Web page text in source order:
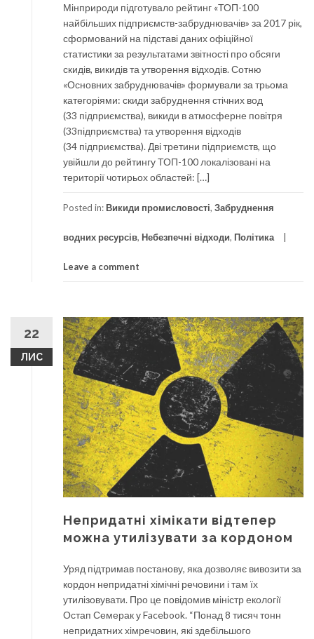
Мінприроди підготувало рейтинг «ТОП-100
найбільших підприємств-забруднювачів» за 2017 рік,
сформований на підставі даних офіційної
статистики за результатами звітності про обсяги
скидів, викидів та утворення відходів. Сотню
«Основних забруднювачів» формували за трьома
категоріями: скиди забруднення стічних вод
(33 підприємства), викиди в атмосферне повітря
(33підприємства) та утворення відходів
(34 підприємства). Дві третини підприємств, що
увійшли до рейтингу ТОП-100 локалізовані на
території чотирьох областей: […]
Posted in: Викиди промисловості, Забруднення
водних ресурсів, Небезпечні відходи, Політика
Leave a comment
22
ЛИС
Непридатні хімікати відтепер
можна утилізувати за кордоном
Уряд підтримав постанову, яка дозволяє вивозити за
кордон непридатні хімічні речовини і там їх
утилізовувати. Про це повідомив міністр екології
Остап Семерак у Facebook. “Понад 8 тисяч тонн
непридатних хімречовин, які здебільшого